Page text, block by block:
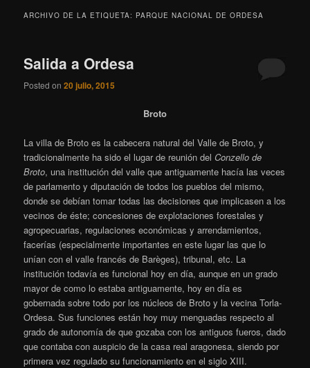
ARCHIVO DE LA ETIQUETA: PARQUE NACIONAL DE ORDESA
Salida a Ordesa
Posted on20 julio, 2015
Broto
La villa de Broto es la cabecera natural del Valle de Broto, y
tradicionalmente ha sido el lugar de reunión delConzello de
Broto, una institución del valle que antiguamente hacía las veces
de parlamento y diputación de todos los pueblos del mismo,
donde se debían tomar todas las decisiones que implicasen a los
vecinos de éste; concesiones de explotaciones forestales y
agropecuarias, regulaciones económicas y arrendamientos,
facerías (especialmente importantes en este lugar las que lo
unían con el valle francés de Barèges), tribunal, etc. La
institución todavía es funcional hoy en día, aunque en un grado
mayor de como lo estaba antiguamente, hoy en día es
gobernada sobre todo por los núcleos de Broto y la vecina Torla-
Ordesa. Sus funciones están hoy muy menguadas respecto al
grado de autonomía de que gozaba con los antiguos fueros, dado
que contaba con auspicio de la casa real aragonesa, siendo por
primera vez regulado su funcionamiento en el siglo XIII.